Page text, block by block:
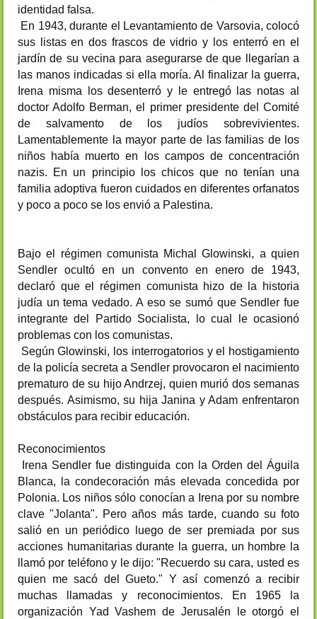
identidad falsa.
En 1943, durante el Levantamiento de Varsovia, colocó
sus listas en dos frascos de vidrio y los enterró en el
jardín de su vecina para asegurarse de que llegarían a
las manos indicadas si ella moría. Al finalizar la guerra,
Irena misma los desenterró y le entregó las notas al
doctor Adolfo Berman, el primer presidente del Comité
de salvamento de los judíos sobrevivientes.
Lamentablemente la mayor parte de las familias de los
niños había muerto en los campos de concentración
nazis. En un principio los chicos que no tenían una
familia adoptiva fueron cuidados en diferentes orfanatos
y poco a poco se los envió a Palestina.
Bajo el régimen comunista Michal Glowinski, a quien
Sendler ocultó en un convento en enero de 1943,
declaró que el régimen comunista hizo de la historia
judía un tema vedado. A eso se sumó que Sendler fue
integrante del Partido Socialista, lo cual le ocasionó
problemas con los comunistas.
Según Glowinski, los interrogatorios y el hostigamiento
de la policía secreta a Sendler provocaron el nacimiento
prematuro de su hijo Andrzej, quien murió dos semanas
después. Asimismo, su hija Janina y Adam enfrentaron
obstáculos para recibir educación.
Reconocimientos
Irena Sendler fue distinguida con la Orden del Águila
Blanca, la condecoración más elevada concedida por
Polonia. Los niños sólo conocían a Irena por su nombre
clave "Jolanta". Pero años más tarde, cuando su foto
salió en un periódico luego de ser premiada por sus
acciones humanitarias durante la guerra, un hombre la
llamó por teléfono y le dijo: "Recuerdo su cara, usted es
quien me sacó del Gueto." Y así comenzó a recibir
muchas llamadas y reconocimientos. En 1965 la
organización Yad Vashem de Jerusalén le otorgó el